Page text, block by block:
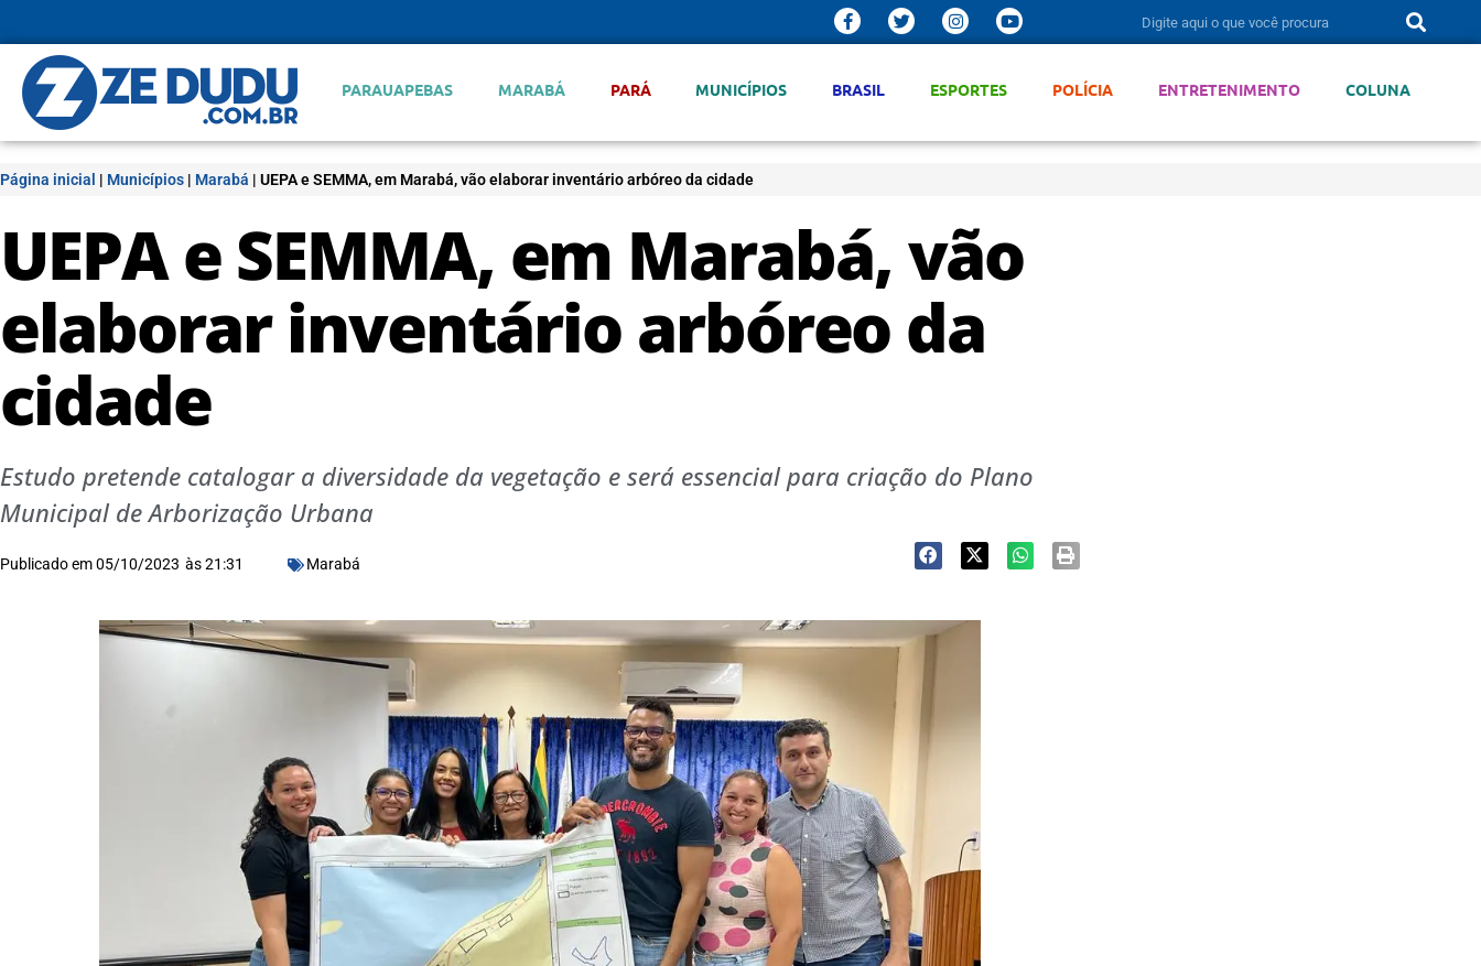
PARAUAPEBAS MARABÁ PARÁ MUNICÍPIOS BRASIL ESPORTES POLÍCIA ENTRETENIMENTO COLUNA
Página inicial | Municípios | Marabá | UEPA e SEMMA, em Marabá, vão elaborar inventário arbóreo da cidade
UEPA e SEMMA, em Marabá, vão
elaborar inventário arbóreo da
cidade
Estudo pretende catalogar a diversidade da vegetação e será essencial para criação do Plano
Municipal de Arborização Urbana
Publicado em05/10/2023 às21:31 Marabá